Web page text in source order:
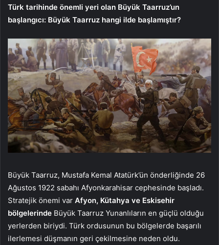
Türk tarihinde önemli yeri olan Büyük Taarruz’un
başlangıcı: Büyük Taarruz hangi ilde başlamıştır?
Büyük Taarruz, Mustafa Kemal Atatürk’ün önderliğinde 26
Ağustos 1922 sabahı Afyonkarahisar cephesinde başladı.
Stratejik önemi var Afyon, Kütahya ve Eskisehir
bölgelerinde Büyük Taarruz Yunanlıların en güçlü olduğu
yerlerden biriydi. Türk ordusunun bu bölgelerde başarılı
ilerlemesi düşmanın geri çekilmesine neden oldu.